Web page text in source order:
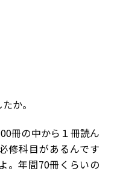
か。
冊の中から１冊読ん
修科目があるんです
。年間70冊くらいの